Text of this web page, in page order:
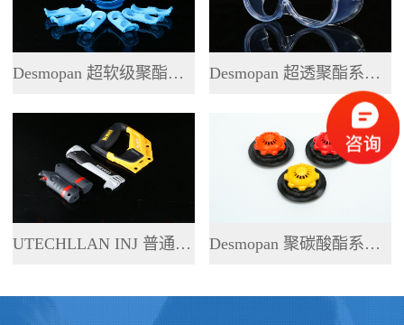
Desmopan 超软级聚酯系列 TPU Desmopan 超透聚酯系列 TPU
UTECHLLAN INJ 普通聚酯系列 TPU Desmopan 聚碳酸酯系列 TPU